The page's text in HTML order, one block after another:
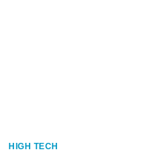
HIGH TECH